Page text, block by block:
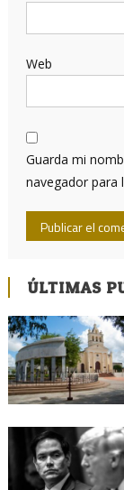
Web
Guarda mi
navegador para
ÚLTIMAS